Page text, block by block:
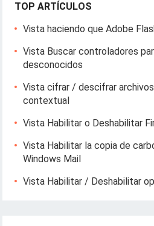
TOP ARTÍCULOS
Vista haciendo que Adobe
Vista Buscar controladores
desconocidos
Vista cifrar / descifrar
contextual
Vista Habilitar o Deshabilitar
Vista Habilitar la copia de
Windows Mail
Vista Habilitar / Deshabilitar